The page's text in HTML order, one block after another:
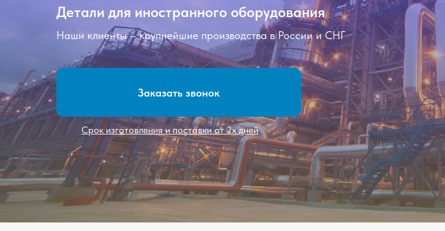
Детали для иностранного оборудования
Наши клиенты – крупнейшие производства в России и CНГ
Срок изготовления и поставки от 2х дней
Заказать звонок